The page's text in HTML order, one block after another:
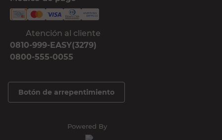
Atención al cliente
0810-999-EASY(3279)
0800-555-0055
Botón de arrepentimiento
Powered By